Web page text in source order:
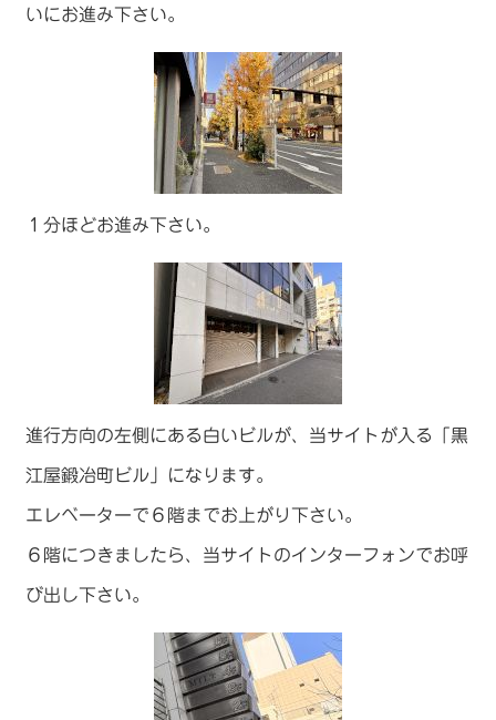
いにお進み下さい。
１分ほどお進み下さい。
進行方向の左側にある白いビルが、当サイトが入る「黒
江屋鍛冶町ビル」になります。
エレベーターで６階までお上がり下さい。
６階につきましたら、当サイトのインターフォンでお呼
び出し下さい。